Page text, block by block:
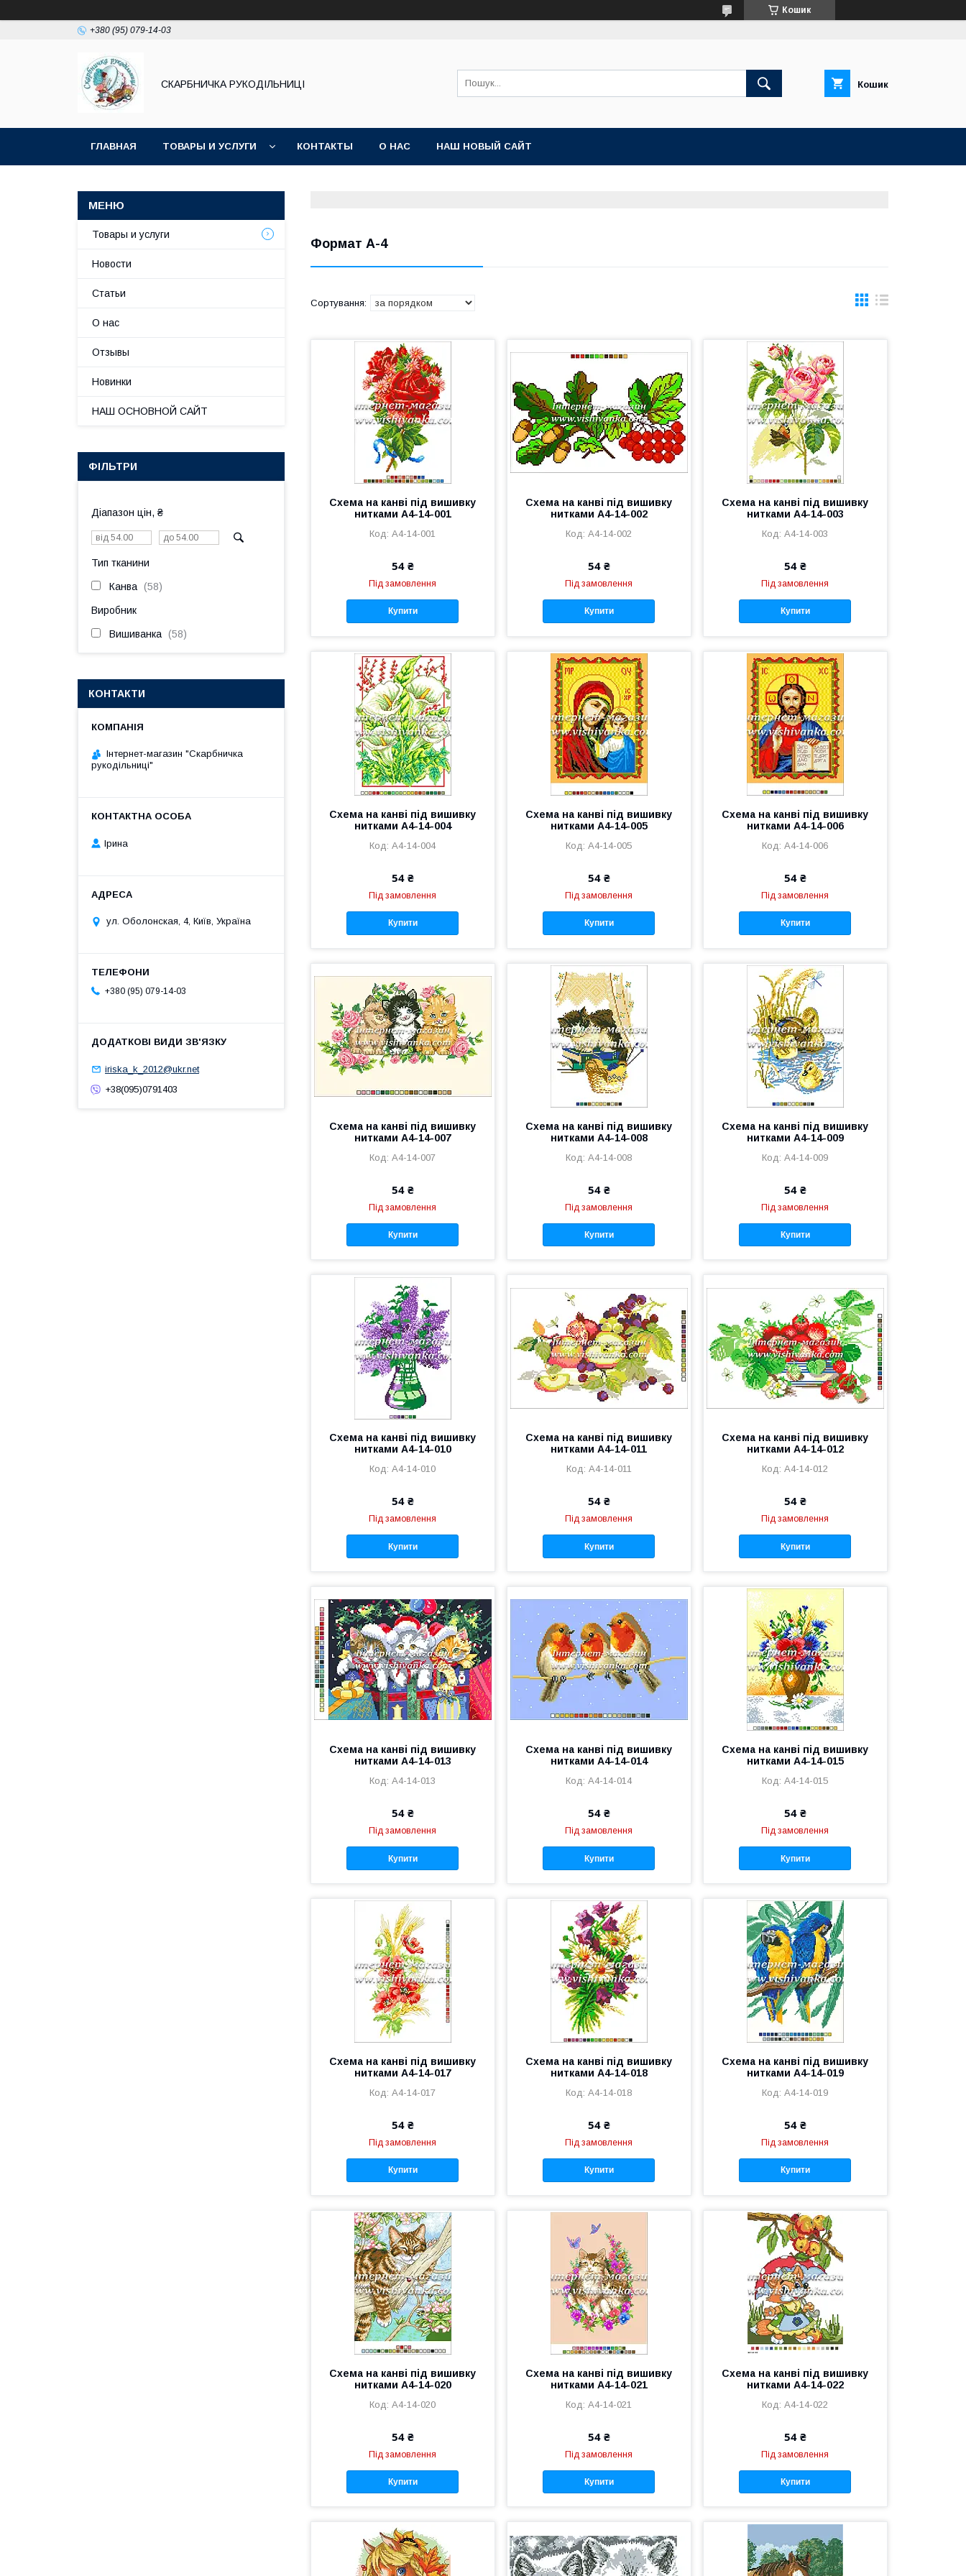
Кошик
+380 (95) 079-14-03
СКАРБНИЧКА РУКОДІЛЬНИЦІ Кошик
ГЛАВНАЯ ТОВАРЫ И УСЛУГИ КОНТАКТЫ О НАС НАШ НОВЫЙ САЙТ
Формат А-4
Схема на канві під вишивку
нитками А4-14-001
А4-14-001
54 ₴
Під замовлення
Купити
Схема на канві під вишивку
нитками А4-14-002
А4-14-002
54 ₴
Під замовлення
Купити
Схема на канві під вишивку
нитками А4-14-003
А4-14-003
54 ₴
Під замовлення
Купити
Схема на канві під вишивку
нитками А4-14-004
А4-14-004
54 ₴
Під замовлення
Купити
Схема на канві під вишивку
нитками А4-14-005
А4-14-005
54 ₴
Під замовлення
Купити
Схема на канві під вишивку
нитками А4-14-006
А4-14-006
54 ₴
Під замовлення
Купити
Схема на канві під вишивку
нитками А4-14-007
А4-14-007
54 ₴
Під замовлення
Купити
Схема на канві під вишивку
нитками А4-14-008
А4-14-008
54 ₴
Під замовлення
Купити
Схема на канві під вишивку
нитками А4-14-009
А4-14-009
54 ₴
Під замовлення
Купити
Схема на канві під вишивку
нитками А4-14-010
А4-14-010
54 ₴
Під замовлення
Купити
Схема на канві під вишивку
нитками А4-14-011
А4-14-011
54 ₴
Під замовлення
Купити
Схема на канві під вишивку
нитками А4-14-012
А4-14-012
54 ₴
Під замовлення
Купити
Схема на канві під вишивку
нитками А4-14-013
А4-14-013
54 ₴
Під замовлення
Купити
Схема на канві під вишивку
нитками А4-14-014
А4-14-014
54 ₴
Під замовлення
Купити
Схема на канві під вишивку
нитками А4-14-015
А4-14-015
54 ₴
Під замовлення
Купити
Схема на канві під вишивку
нитками А4-14-017
А4-14-017
54 ₴
Під замовлення
Купити
Схема на канві під вишивку
нитками А4-14-018
А4-14-018
54 ₴
Під замовлення
Купити
Схема на канві під вишивку
нитками А4-14-019
А4-14-019
54 ₴
Під замовлення
Купити
Схема на канві під вишивку
нитками А4-14-020
А4-14-020
54 ₴
Під замовлення
Купити
Схема на канві під вишивку
нитками А4-14-021
А4-14-021
54 ₴
Під замовлення
Купити
Схема на канві під вишивку
нитками А4-14-022
А4-14-022
54 ₴
Під замовлення
Купити
Товары и услуги
Новости
Статьи
О нас
Отзывы
Новинки
НАШ ОСНОВНОЙ САЙТ
ФІЛЬТРИ
Діапазон цін, ₴
Тип тканини
Канва 58
Виробник
Вишиванка 58
КОНТАКТИ
Інтернет-магазин "Скарбничка
рукодільниці"
Ірина
ул. Оболонская, 4, Київ, Україна
+380 (95) 079-14-03
iriska_k_2012@ukr.net
+38(095)0791403